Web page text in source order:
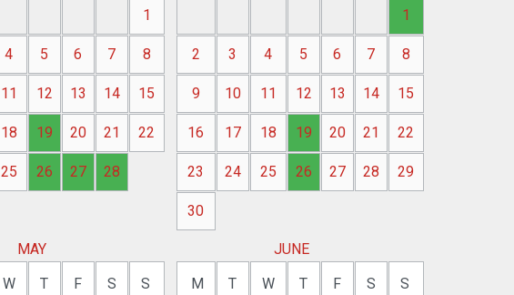
1
4 5 6 7 8
11 12 13 14 15
18 19 20 21 22
25 26 27 28
1
2 3 4 5 6 7 8
9 10 11 12 13 14 15
16 17 18 19 20 21 22
23 24 25 26 27 28 29
30
MAY
W T F S S
JUNE
M
T W T F S S